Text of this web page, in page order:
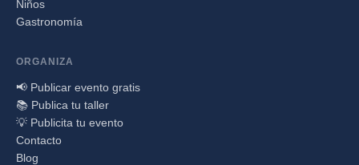
Niños
Gastronomía
ORGANIZA
📢 Publicar evento gratis
📚 Publica tu taller
💡 Publicita tu evento
Contacto
Blog